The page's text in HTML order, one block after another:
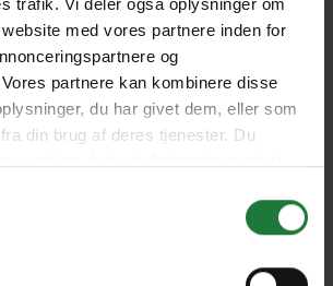
trafik. Vi deler også oplysninger om
med vores partnere inden for
og
partnere kan kombinere disse
du har givet dem, eller som
din brug af deres tjenester. Du
25 Issue
Feb/Mar 2023 AN+ Special
Feature
Vol.
December 2022/January
2023 Vol. 24 Issue 6